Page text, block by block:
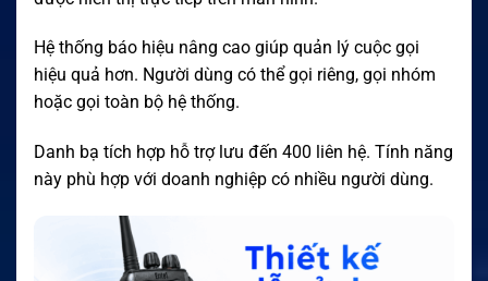
Hệ thống báo hiệu nâng cao giúp quản lý cuộc gọi
hiệu quả hơn. Người dùng có thể gọi riêng, gọi nhóm
hoặc gọi toàn bộ hệ thống.
Danh bạ tích hợp hỗ trợ lưu đến 400 liên hệ. Tính năng
này phù hợp với doanh nghiệp có nhiều người dùng.